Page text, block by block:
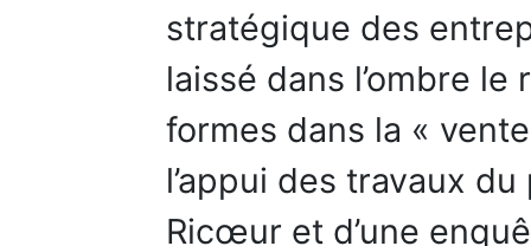
stratégique des
laissé dans l’ombre
formes dans la «
l’appui des travaux
Ricœur et d’une